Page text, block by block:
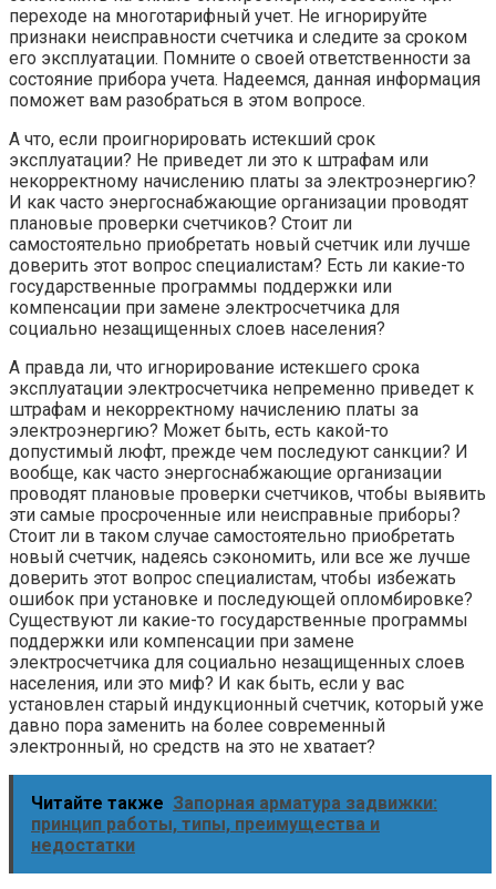
переходе на многотарифный учет. Не игнорируйте
признаки неисправности счетчика и следите за сроком
его эксплуатации. Помните о своей ответственности за
состояние прибора учета. Надеемся, данная информация
поможет вам разобраться в этом вопросе.
А что, если проигнорировать истекший срок
эксплуатации? Не приведет ли это к штрафам или
некорректному начислению платы за электроэнергию?
И как часто энергоснабжающие организации проводят
плановые проверки счетчиков? Стоит ли
самостоятельно приобретать новый счетчик или лучше
доверить этот вопрос специалистам? Есть ли какие-то
государственные программы поддержки или
компенсации при замене электросчетчика для
социально незащищенных слоев населения?
А правда ли, что игнорирование истекшего срока
эксплуатации электросчетчика непременно приведет к
штрафам и некорректному начислению платы за
электроэнергию? Может быть, есть какой-то
допустимый люфт, прежде чем последуют санкции? И
вообще, как часто энергоснабжающие организации
проводят плановые проверки счетчиков, чтобы выявить
эти самые просроченные или неисправные приборы?
Стоит ли в таком случае самостоятельно приобретать
новый счетчик, надеясь сэкономить, или все же лучше
доверить этот вопрос специалистам, чтобы избежать
ошибок при установке и последующей опломбировке?
Существуют ли какие-то государственные программы
поддержки или компенсации при замене
электросчетчика для социально незащищенных слоев
населения, или это миф? И как быть, если у вас
установлен старый индукционный счетчик, который уже
давно пора заменить на более современный
электронный, но средств на это не хватает?
Читайте также Запорная арматура задвижки:
принцип работы, типы, преимущества и
недостатки